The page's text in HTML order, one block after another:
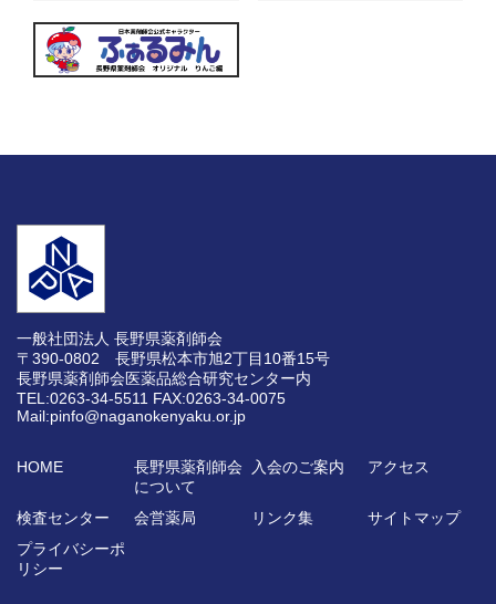
一般社団法人 長野県薬剤師会
〒390-0802 長野県松本市旭2丁目10番15号
長野県薬剤師会医薬品総合研究センター内
TEL:0263-34-5511 FAX:0263-34-0075
Mail:pinfo@naganokenyaku.or.jp
HOME
長野県薬剤師会
について
入会のご案内 アクセス
検査センター 会営薬局 リンク集
サイトマップ
プライバシーポ
リシー